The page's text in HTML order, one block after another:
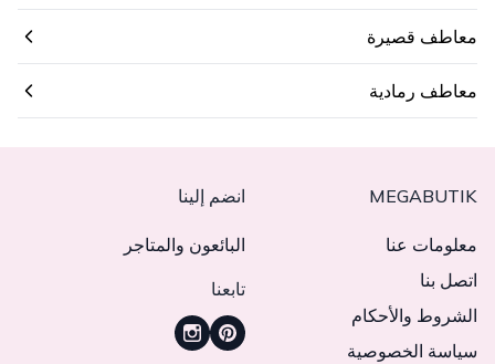
معاطف قصيرة
معاطف رمادية
MEGABUTIK
معلومات عنا
اتصل بنا
الشروط والأحكام
سياسة الخصوصية
انضم إلينا
البائعون والمتاجر
تابعنا